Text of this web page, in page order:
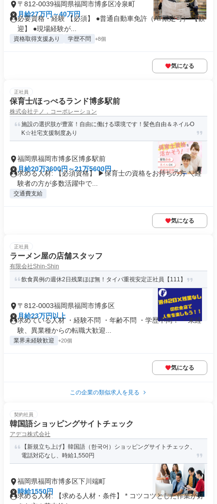
〒812-0039福岡県福岡市博多区冷泉町
月給27万円～40万円
必要資格・経験 【必須】 ●普通自動車免許（AT限定可） 【歓
迎】 ●現場経験が...
資格取得支援あり 学歴不問 +8個
気になる
正社員
保育士/ほっぺるランド博多駅前
株式会社テノ．コーポレーション
施設の選択肢が豊富！自由に働ける環境です！髪色自由＆ネイルO
K☆社宅支援制度あり
福岡県福岡市博多区博多駅前
月給20万3600円～21万5600円
求める人材: 【必須資格】 ▶保育士の資格をお持ちの方 ＼経
験者の方が多数活躍中で...
交通費支給
気になる
正社員
ラーメン屋の店舗スタッフ
有限会社Shin-Shin
飲食異例の週休2日残業ほぼ無！タイパ重視安定正社員【111】
〒812-0003福岡県福岡市博多区
月給23万円以上
求めている人材 ・経験不問 ・年齢不問 ・学歴不問！ ・未経
験、異業種からの転職大歓迎...
業界未経験歓迎 +20個
気になる
この企業の類似求人を見る
契約社員
韓国語ショッピングサイトチェック
アデコ株式会社
【新規立ち上げ】韓国語（한국어）ショッピングサイトチェック、
電話対応なし、時給1,550円
福岡県福岡市博多区下川端町
時給1550円
求める人材: 【求める人材・条件】 * コツコツとした作業が好